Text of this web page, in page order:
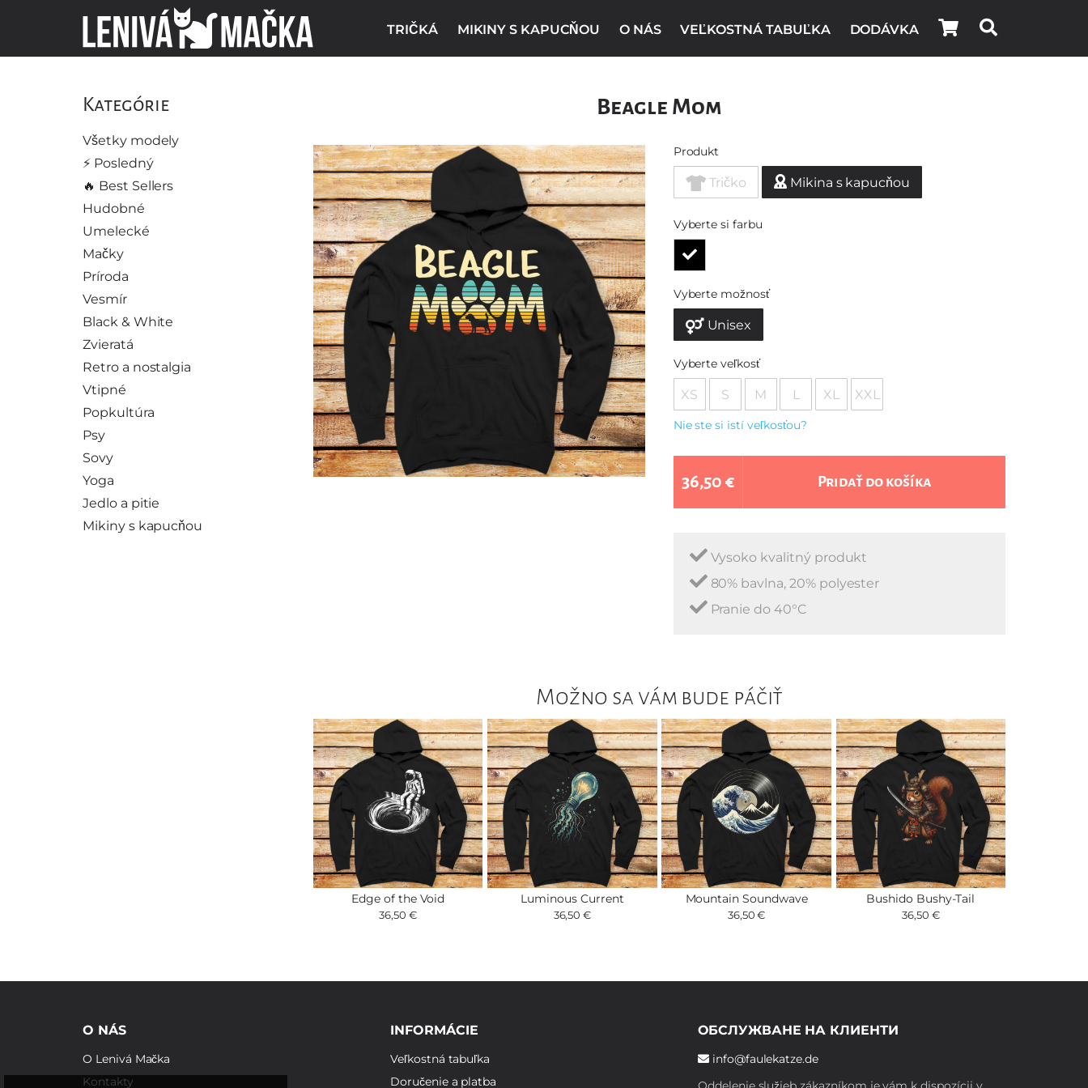
TRIČKÁ MIKINY S KAPUCŇOU O NÁS VEĽKOSTNÁ TABUĽKA DODÁVKA
Kategórie
Všetky modely
⚡️ Posledný
🔥 Best Sellers
Hudobné
Umelecké
Mačky
Príroda
Vesmír
Black & White
Zvieratá
Retro a nostalgia
Vtipné
Popkultúra
Psy
Sovy
Yoga
Jedlo a pitie
Mikiny s kapucňou
Beagle Mom
Produkt
Tričko Mikina s kapucňou
Vyberte si farbu
Vyberte možnosť
Unisex
Vyberte veľkosť
XS S M L XL XXL
Nie ste si istí veľkosťou?
36,50 € Pridať do košíka
Vysoko kvalitný produkt
80% bavlna, 20% polyester
Pranie do 40°C
Možno sa vám bude páčiť
Edge of the Void
36,50 €
Luminous Current
36,50 €
Mountain Soundwave
36,50 €
Bushido Bushy-Tail
36,50 €
O NÁS
O Lenivá Mačka
Kontakty
INFORMÁCIE
Veľkostná tabuľka
Doručenie a platba
ОБСЛУЖВАНЕ НА КЛИЕНТИ
info@faulekatze.de